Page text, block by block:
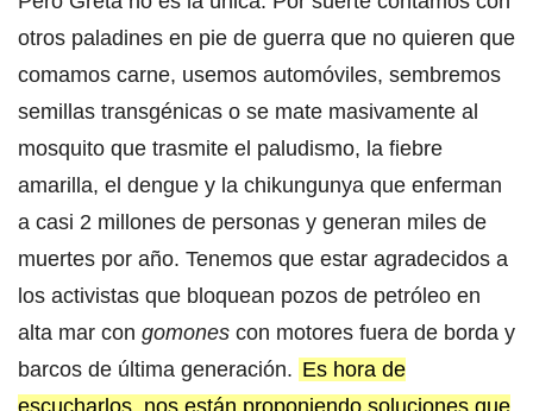
otros paladines en pie de guerra que no quieren que
comamos carne, usemos automóviles, sembremos
semillas transgénicas o se mate masivamente al
mosquito que trasmite el paludismo, la fiebre
amarilla, el dengue y la chikungunya que enferman
a casi 2 millones de personas y generan miles de
muertes por año. Tenemos que estar agradecidos a
los activistas que bloquean pozos de petróleo en
alta mar con gomones con motores fuera de borda y
barcos de última generación. Es hora de
escucharlos, nos están proponiendo soluciones que